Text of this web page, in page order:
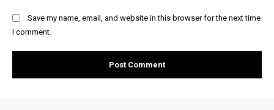
Save my name, email, and website in this browser for the next time
I comment.